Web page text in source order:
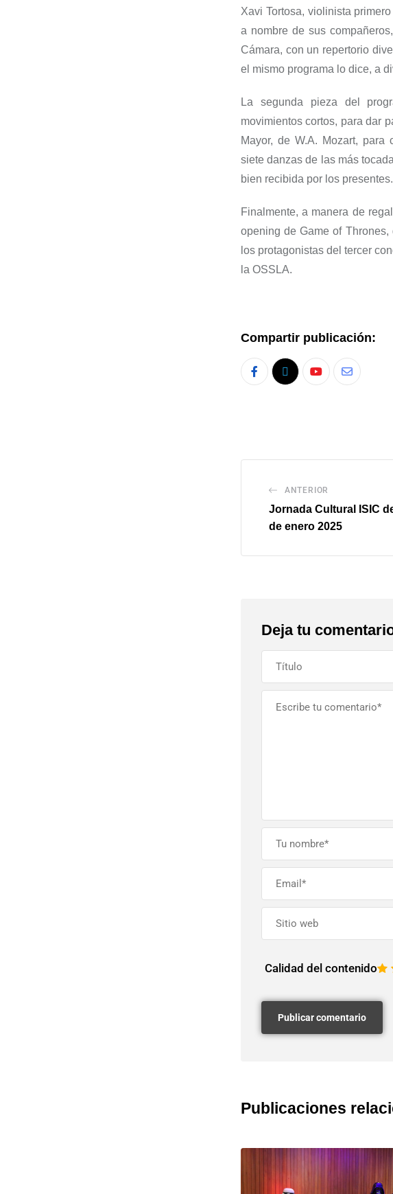
Xavi Tortosa, violinista
a nombre de sus
Cámara, con un repertorio
el mismo programa lo dice, a
La segunda pieza del
movimientos cortos, para dar
Mayor, de W.A. Mozart, para
siete danzasde las más
bien recibida por los presentes.
Finalmente,a manera de
opening de Game of Thrones,
los protagonistas del tercer
la OSSLA.
Compartir publicación:
ANTERIOR
Jornada Cultural ISIC
de enero 2025
Deja tu
Calidad del contenido 2
1
Publicaciones